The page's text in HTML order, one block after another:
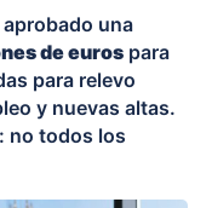
una
de euros para
para relevo
y nuevas altas.
no todos los